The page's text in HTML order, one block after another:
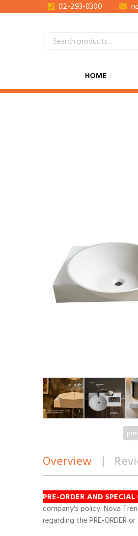
02-293-0300
HOME
Overview |
PRE-ORDER AND SPECIAL
company's policy. Nova
regarding the PRE-ORDER